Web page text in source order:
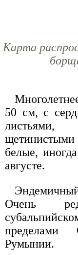
Карта
50 см, с
белые,
августе.
Очень
пределами
Румынии.